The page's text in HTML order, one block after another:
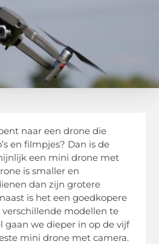
naar een drone die
en filmpjes? Dan is de
een mini drone met
is smaller en
dan zijn grotere
is het een goedkopere
modellen te
gaan we dieper in op de vijf
mini drone met camera.